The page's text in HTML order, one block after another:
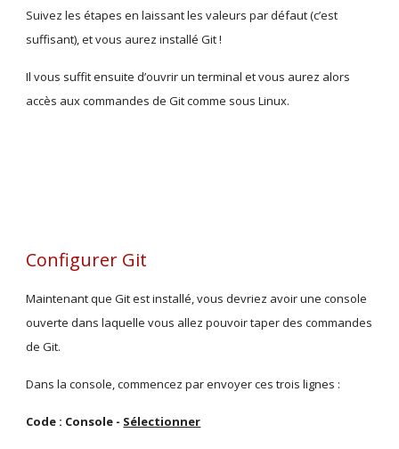
Suivez les étapes en laissant les valeurs par défaut (c’est
suffisant), et vous aurez installé Git !
Il vous suffit ensuite d’ouvrir un terminal et vous aurez alors
accès aux commandes de Git comme sous Linux.
Configurer Git
Maintenant que Git est installé, vous devriez avoir une console
ouverte dans laquelle vous allez pouvoir taper des commandes
de Git.
Dans la console, commencez par envoyer ces trois lignes :
Code : Console - Sélectionner